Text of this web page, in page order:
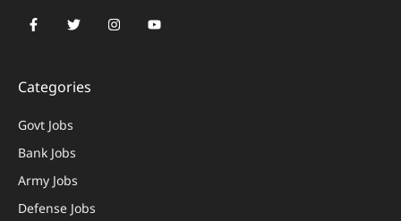
Categories
Govt Jobs
Bank Jobs
Army Jobs
Defense Jobs